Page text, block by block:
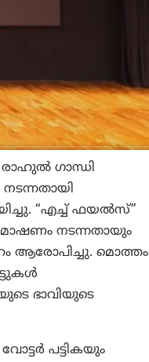
ഗാന്ധി
“എച്ച് ഫയൽസ്”
നടന്നതായും
ആരോപിച്ചു. മൊത്തം
ഭാവിയുടെ
പട്ടികയും